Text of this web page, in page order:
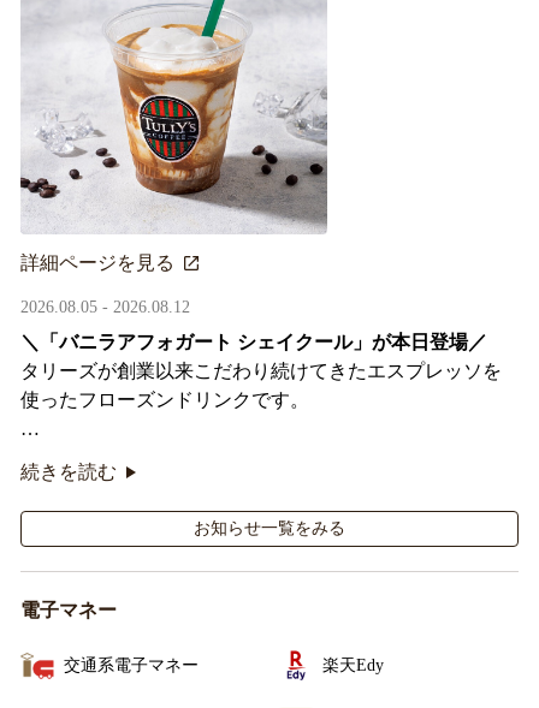
詳細ページを見る
2026.08.05 - 2026.08.12
＼「バニラアフォガート シェイクール」が本日登場／
タリーズが創業以来こだわり続けてきたエスプレッソを
使ったフローズンドリンクです。
オリジナルシールがその場で当たるキャンペーンも実
施！
続きを読む
お知らせ一覧をみる
電子マネー
交通系電子マネー 楽天Edy